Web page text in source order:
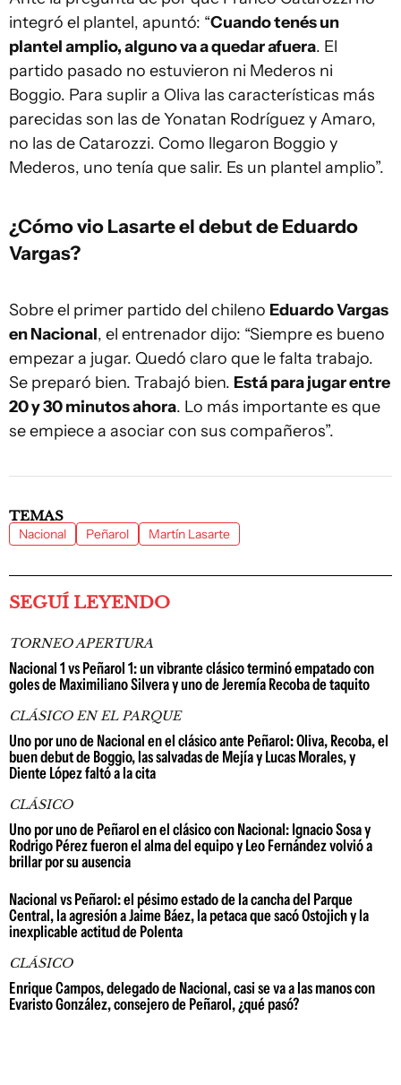
integró el plantel, apuntó: “Cuando tenés un
plantel amplio, alguno va a quedar afuera. El
partido pasado no estuvieron ni Mederos ni
Boggio. Para suplir a Oliva las características más
parecidas son las de Yonatan Rodríguez y Amaro,
no las de Catarozzi. Como llegaron Boggio y
Mederos, uno tenía que salir. Es un plantel amplio”.
¿Cómo vio Lasarte el debut de Eduardo
Vargas?
Sobre el primer partido del chileno Eduardo Vargas
en Nacional, el entrenador dijo: “Siempre es bueno
empezar a jugar. Quedó claro que le falta trabajo.
Se preparó bien. Trabajó bien. Está para jugar entre
20 y 30 minutos ahora. Lo más importante es que
se empiece a asociar con sus compañeros”.
TEMAS
Nacional Peñarol Martín Lasarte
SEGUÍ LEYENDO
TORNEO APERTURA
Nacional 1 vs Peñarol 1: un vibrante clásico terminó empatado con
goles de Maximiliano Silvera y uno de Jeremía Recoba de taquito
CLÁSICO EN EL PARQUE
Uno por uno de Nacional en el clásico ante Peñarol: Oliva, Recoba, el
buen debut de Boggio, las salvadas de Mejía y Lucas Morales, y
Diente López faltó a la cita
CLÁSICO
Uno por uno de Peñarol en el clásico con Nacional: Ignacio Sosa y
Rodrigo Pérez fueron el alma del equipo y Leo Fernández volvió a
brillar por su ausencia
Nacional vs Peñarol: el pésimo estado de la cancha del Parque
Central, la agresión a Jaime Báez, la petaca que sacó Ostojich y la
inexplicable actitud de Polenta
CLÁSICO
Enrique Campos, delegado de Nacional, casi se va a las manos con
Evaristo González, consejero de Peñarol, ¿qué pasó?